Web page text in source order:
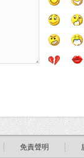
免責聲明